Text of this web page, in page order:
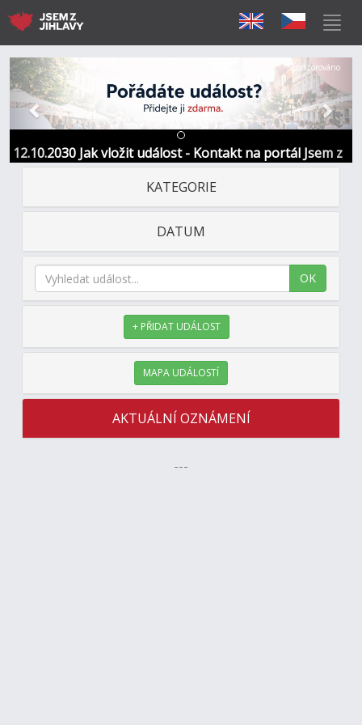
12.10.2030 Jak vložit událost - Kontakt na portál Jsem z
Jihlavy
Předchozí Další
Sponzorováno
KATEGORIE
DATUM
OK
+ PŘIDAT UDÁLOST
MAPA UDÁLOSTÍ
AKTUÁLNÍ OZNÁMENÍ
---